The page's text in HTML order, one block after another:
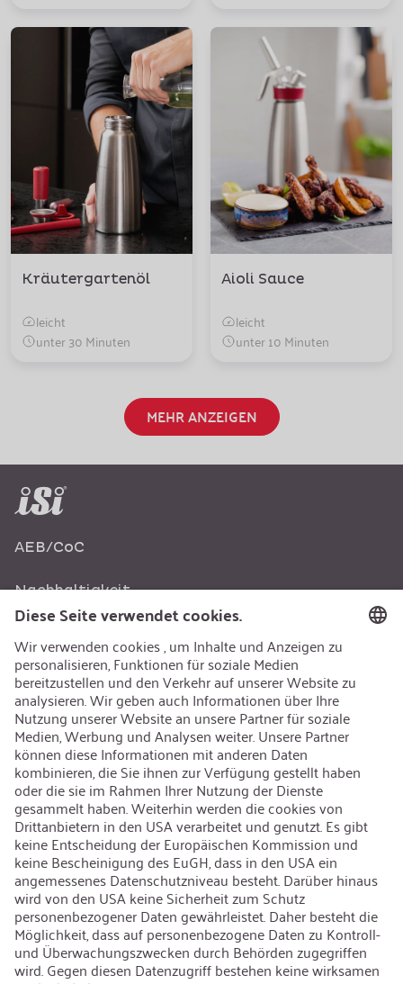
Kräutergartenöl
leicht
unter 30 Minuten
Aioli Sauce
leicht
unter 10 Minuten
MEHR ANZEIGEN
AEB/CoC
Nachhaltigkeit
Recycling
Nachhaltigkeit
Karriere
Offene Jobs
Kontakt
iSi Group
Produktkatalog
Garantieerweiterung
Unternehmenspolitik
Hinweisgebersystem
Code of Conduct
Sprache ändern: Deutsch